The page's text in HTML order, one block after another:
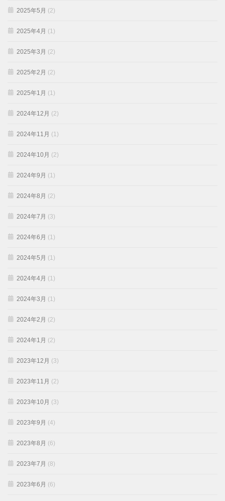
2025年5月 (2)
2025年4月 (1)
2025年3月 (2)
2025年2月 (2)
2025年1月 (1)
2024年12月 (2)
2024年11月 (1)
2024年10月 (2)
2024年9月 (1)
2024年8月 (2)
2024年7月 (3)
2024年6月 (1)
2024年5月 (1)
2024年4月 (1)
2024年3月 (1)
2024年2月 (2)
2024年1月 (2)
2023年12月 (3)
2023年11月 (2)
2023年10月 (3)
2023年9月 (4)
2023年8月 (6)
2023年7月 (8)
2023年6月 (6)